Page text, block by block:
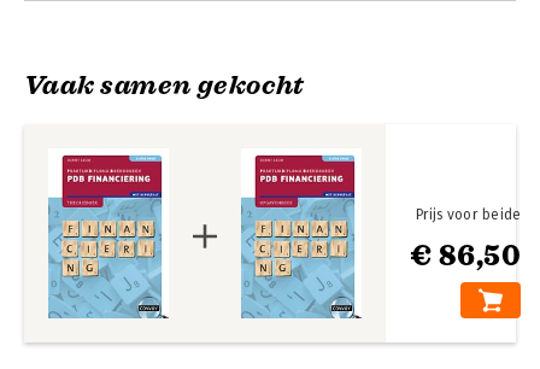
8. Indexcijfers 119
11. Examentraining 161
Index 163
Vaak samen gekocht
€ 86,50
Prijs voor beide